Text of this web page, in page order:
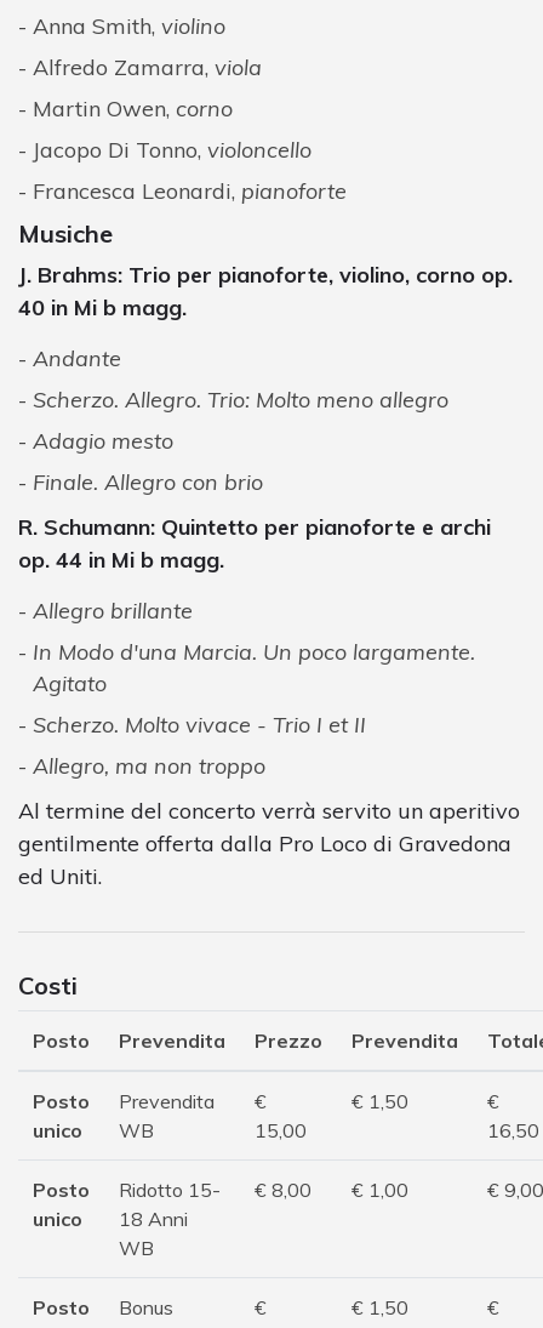
Anna Smith, violino
Alfredo Zamarra, viola
Martin Owen, corno
Jacopo Di Tonno, violoncello
Francesca Leonardi, pianoforte
Musiche
J. Brahms: Trio per pianoforte, violino, corno op.
40 in Mi b magg.
Andante
Scherzo. Allegro. Trio: Molto meno allegro
Adagio mesto
Finale. Allegro con brio
R. Schumann: Quintetto per pianoforte e archi
op. 44 in Mi b magg.
Allegro brillante
In Modo d'una Marcia. Un poco largamente.
Agitato
Scherzo. Molto vivace - Trio I et II
Allegro, ma non troppo
Al termine del concerto verrà servito un aperitivo
gentilmente offerta dalla Pro Loco di Gravedona
ed Uniti.
Costi
Posto Prevendita Prezzo Prevendita
Posto
unico
Prevendita
WB
€
15,00
€ 1,50
€
16,50
Posto
unico
Ridotto 15-
18 Anni
WB
€ 8,00 € 1,00 € 9,00
Posto
Bonus
€
€ 1,50
€